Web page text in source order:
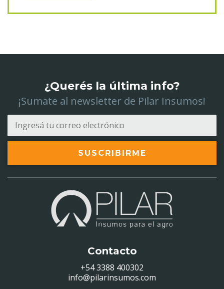
¿Querés la última info?
¡Sumate al newsletter de Pilar Insumos!
SUSCRIBIRME
Contacto
+54 3388 400302
info@pilarinsumos.com